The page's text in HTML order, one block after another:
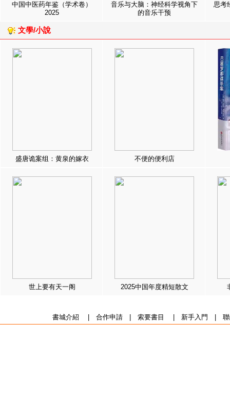
中国中医药年鉴（学术卷）
2025
音乐与大脑：神经科学视角下
的音乐干预
思考
文學/小說
盛唐诡案组：黄泉的嫁衣 不便的便利店
世上要有天一阁 2025中国年度精短散文
書城介紹 合作申請| 索要書目 新手入門